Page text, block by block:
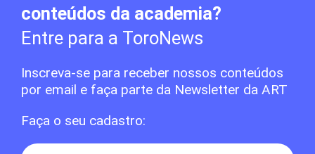
conteúdos da academia?
Entre para a ToroNews
Inscreva-se para receber nossos conteúdos
por email e faça parte da Newsletter da ART
Faça o seu cadastro: